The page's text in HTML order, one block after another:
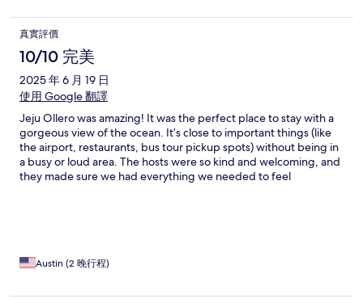
真實評價
10/10 完美
2025 年 6 月 19 日
使用 Google 翻譯
Jeju Ollero was amazing! It was the perfect place to stay with a
gorgeous view of the ocean. It’s close to important things (like
the airport, restaurants, bus tour pickup spots) without being in
a busy or loud area. The hosts were so kind and welcoming, and
they made sure we had everything we needed to feel
some beaches and restaurants without taking a cab or walking
Austin (2 晚行程)